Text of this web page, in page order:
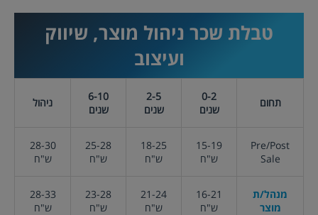
טבלת שכר ניהול מוצר, שיווק
ועיצוב
תחום
0-2
שנים
2-5
שנים
6-10
שנים
ניהול
Pre/Post
Sale
15-19
ש"ח
18-25
ש"ח
25-28
ש"ח
28-30
ש"ח
מנהל/ת
מוצר
16-21
ש"ח
21-24
ש"ח
23-28
ש"ח
28-33
ש"ח